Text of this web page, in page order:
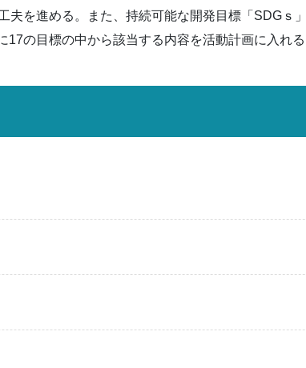
を進める。また、持続可能な開発目標「SDGｓ
の目標の中から該当する内容を活動計画に入れる